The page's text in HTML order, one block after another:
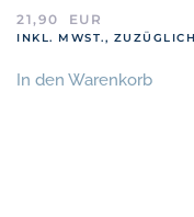
21,90
EUR
INKL. MWST.,
In den Warenkorb